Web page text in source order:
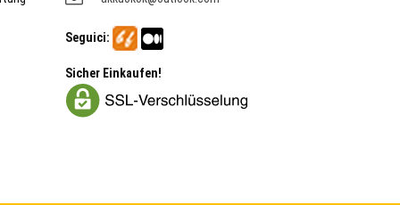
Seguici:
Sicher Einkaufen!